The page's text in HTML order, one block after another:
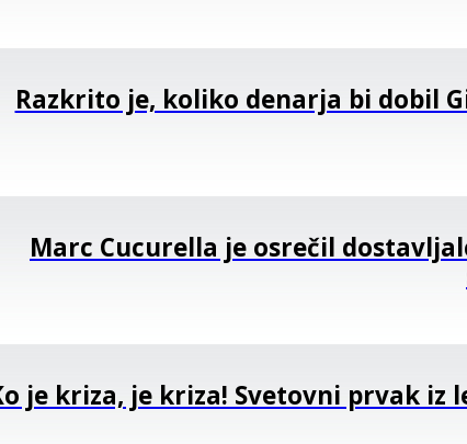
Razkrito je, koliko denarja bi dobil
Marc Cucurella je osrečil
je kriza, je kriza! Svetovni prvak